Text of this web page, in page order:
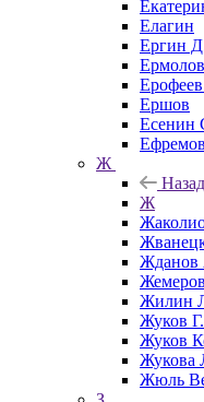
Елагин
Ергин
Ершов
Есенин
Ж
Назад
Ж
Жданов
Жилин
Жуков
Жуков
Жукова
Жюль